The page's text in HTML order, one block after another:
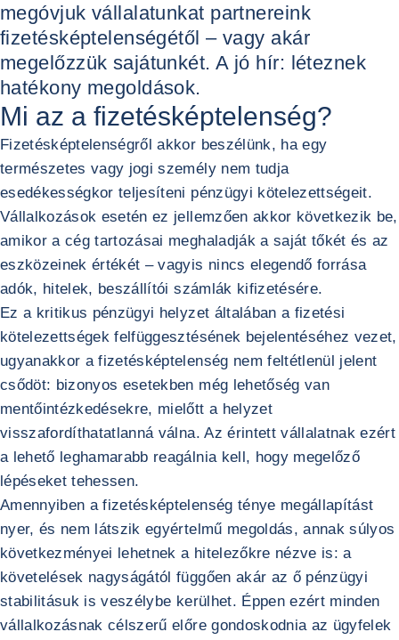
megóvjuk vállalatunkat partnereink
fizetésképtelenségétől – vagy akár
megelőzzük sajátunkét. A jó hír: léteznek
hatékony megoldások.
Mi az a fizetésképtelenség?
Fizetésképtelenségről akkor beszélünk, ha egy
természetes vagy jogi személy nem tudja
esedékességkor teljesíteni pénzügyi kötelezettségeit.
Vállalkozások esetén ez jellemzően akkor következik be,
amikor a cég tartozásai meghaladják a saját tőkét és az
eszközeinek értékét – vagyis nincs elegendő forrása
adók, hitelek, beszállítói számlák kifizetésére.
Ez a kritikus pénzügyi helyzet általában a fizetési
kötelezettségek felfüggesztésének bejelentéséhez vezet,
ugyanakkor a fizetésképtelenség nem feltétlenül jelent
csődöt: bizonyos esetekben még lehetőség van
mentőintézkedésekre, mielőtt a helyzet
visszafordíthatatlanná válna. Az érintett vállalatnak ezért
a lehető leghamarabb reagálnia kell, hogy megelőző
lépéseket tehessen.
Amennyiben a fizetésképtelenség ténye megállapítást
nyer, és nem látszik egyértelmű megoldás, annak súlyos
következményei lehetnek a hitelezőkre nézve is: a
követelések nagyságától függően akár az ő pénzügyi
stabilitásuk is veszélybe kerülhet. Éppen ezért minden
vállalkozásnak célszerű előre gondoskodnia az ügyfelek